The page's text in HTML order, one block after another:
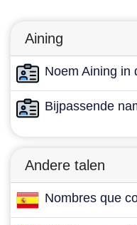
Aining
Noem Aining in
Bijpassende
Andere talen
Nombres que